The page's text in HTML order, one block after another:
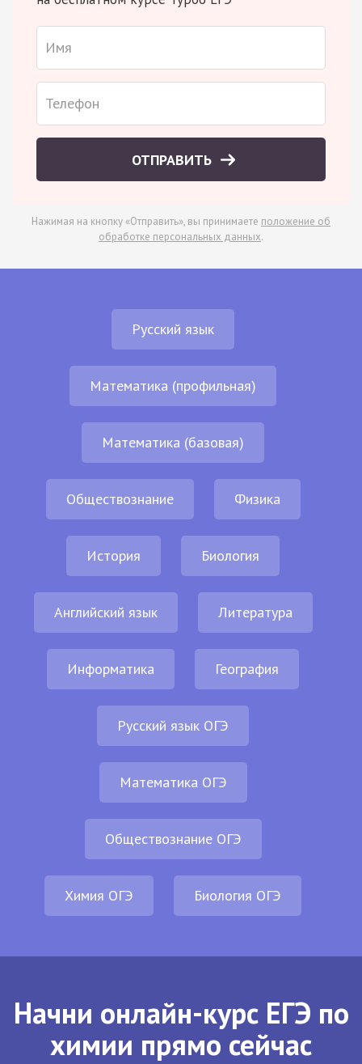
ОТПРАВИТЬ
Нажимая на кнопку «Отправить», вы принимаете положение об
обработке персональных данных.
Русский язык
Математика (профильная)
Математика (базовая)
Обществознание Физика
История Биология
Английский язык Литература
Информатика География
Русский язык ОГЭ
Математика ОГЭ
Обществознание ОГЭ
Химия ОГЭ Биология ОГЭ
Начни онлайн-курс ЕГЭ по
химии прямо сейчас